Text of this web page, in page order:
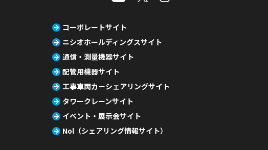
コーポレートサイト
ニシオホールディングスサイト
通信・測量機器サイト
配管用機器サイト
工事車両カーシェアリングサイト
タワークレーンサイト
イベント・展示会サイト
Nol（シェアリング情報サイト）